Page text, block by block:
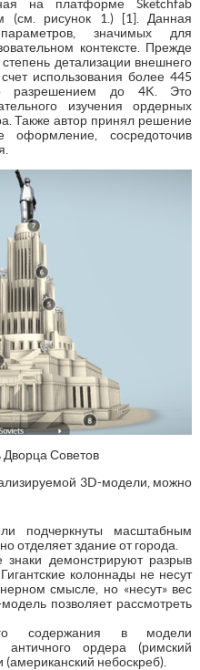
на платформе Sketchfab
(см. рисунок 1.) [1]. Данная
значимых для
контексте. Прежде
детализации внешнего
использования более 445
разрешением до 4K. Это
изучения ордерных
Также автор принял решение
оформление, сосредоточив
Советов
3D-модели, можно
подчеркнуты масштабным
отделяет здание от города.
знаки демонстрируют разрыв
колоннады не несут
смысле, но «несут» вес
позволяет рассмотреть
содержания в модели
античного ордера (римский
небоскреб).